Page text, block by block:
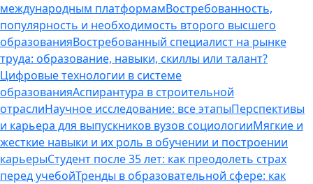
международным платформамВостребованность,
популярность и необходимость второго высшего
образованияВостребованный специалист на рынке
труда: образование, навыки, скиллы или талант?
Цифровые технологии в системе
образованияАспирантура в строительной
отраслиНаучное исследование: все этапыПерспективы
и карьера для выпускников вузов социологииМягкие и
жесткие навыки и их роль в обучении и построении
карьерыСтудент после 35 лет: как преодолеть страх
перед учебойТренды в образовательной сфере: как